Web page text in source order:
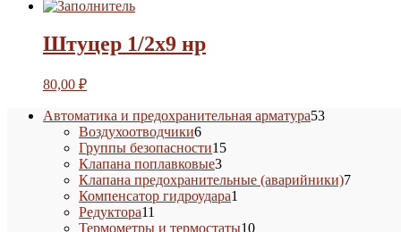
Штуцер 1/2х9 нр
80,00 ₽
Автоматика и предохранительная арматура5353
Воздухоотводчики66
товаров
Группы безопасности1515
Клапана поплавковые33
товара
Клапана предохранительные (аварийники)77
Компенсатор гидроудара1
Редуктора11
товаров
Термометры и термостаты1010